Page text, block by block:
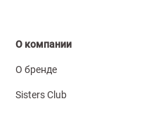
О компании
О бренде
Sisters Club